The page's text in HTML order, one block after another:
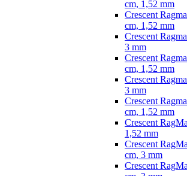
cm, 1,52 mm
Crescent
cm, 1,52 mm
Crescent
3 mm
Crescent
cm, 1,52 mm
Crescent
3 mm
Crescent
cm, 1,52 mm
Crescent
1,52 mm
Crescent
cm, 3 mm
Crescent